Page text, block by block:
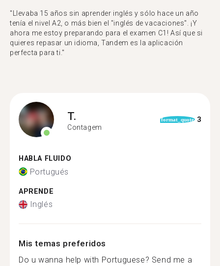
"Llevaba 15 años sin aprender inglés y sólo hace un año
tenía el nivel A2, o más bien el "inglés de vacaciones". ¡Y
ahora me estoy preparando para el examen C1! Así que si
quieres repasar un idioma, Tandem es la aplicación
perfecta para ti."
T.
Contagem
format_quote 3
HABLA FLUIDO
Portugués
APRENDE
Inglés
Mis temas preferidos
Do u wanna help with Portuguese? Send me a